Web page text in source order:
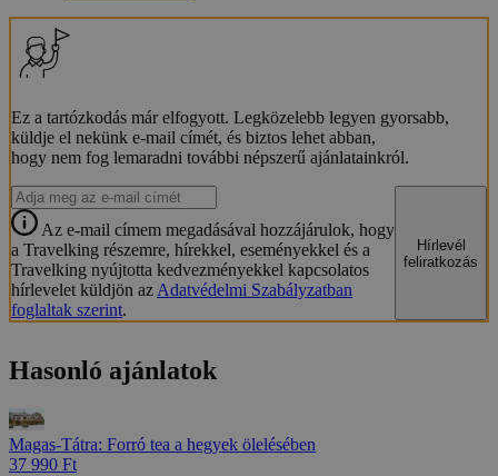
Ez a tartózkodás már elfogyott. Legközelebb legyen gyorsabb,
küldje el nekünk e-mail címét, és biztos lehet abban,
hogy nem fog lemaradni további népszerű ajánlatainkról.
Az e-mail címem megadásával hozzájárulok, hogy
a Travelking részemre, hírekkel, eseményekkel és a
Travelking nyújtotta kedvezményekkel kapcsolatos
hírlevelet küldjön azAdatvédelmi Szabályzatban
foglaltak szerint.
Hírlevél
feliratkozás
Hasonló ajánlatok
Magas-Tátra: Forró tea a hegyek ölelésében
37 990 Ft